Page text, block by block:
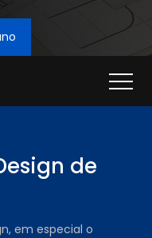
de
em especial o